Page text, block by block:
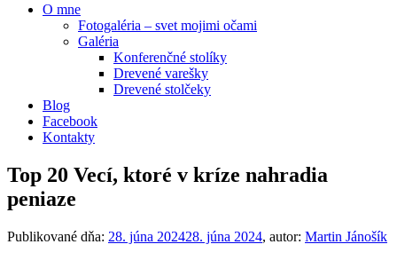
Prejsť
O mne
Fotogaléria – svet mojimi očami
Galéria
Konferenčné stolíky
Drevené varešky
Drevené stolčeky
Blog
Facebook
Kontakty
Top 20 Vecí, ktoré v kríze nahradia
peniaze
Publikované dňa: 28. júna 202428. júna 2024, autor: Martin Jánošík